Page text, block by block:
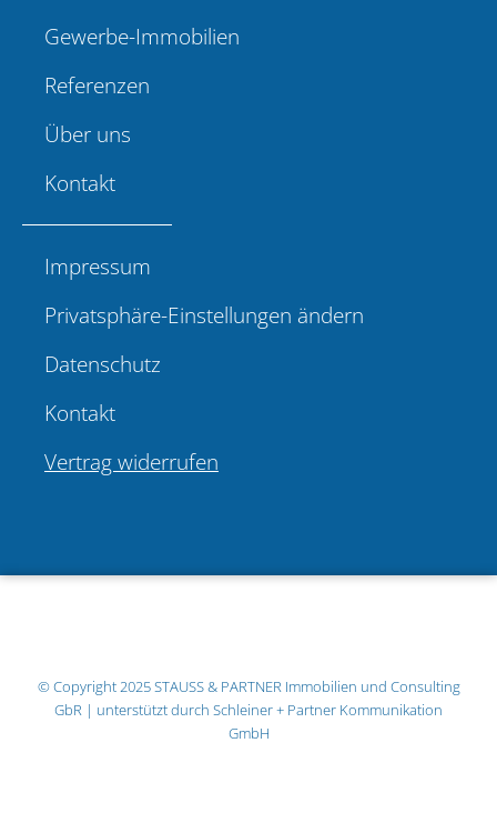
Gewerbe-Immobilien
Referenzen
Über uns
Kontakt
Impressum
Privatsphäre-Einstellungen ändern
Datenschutz
Kontakt
Vertrag widerrufen
© Copyright 2025STAUSS & PARTNER Immobilien und Consulting
GbR | unterstützt durch Schleiner + Partner Kommunikation
GmbH